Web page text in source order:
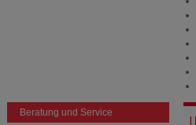
Beratung und Service